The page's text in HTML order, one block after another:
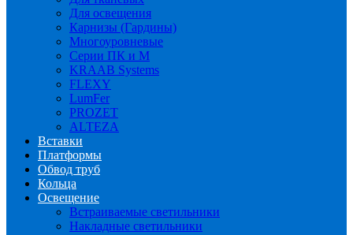
Для освещения
Карнизы (Гардины)
Многоуровневые
Серии ПК и М
KRAAB Systems
FLEXY
LumFer
PROZET
ALTEZA
Вставки
Платформы
Обвод труб
Кольца
Освещение
Встраиваемые светильники
Накладные светильники